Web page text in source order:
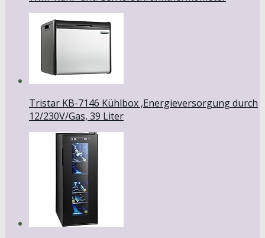
Tristar KB-7146 Kühlbox ,Energieversorgung durch
12/230V/Gas, 39 Liter